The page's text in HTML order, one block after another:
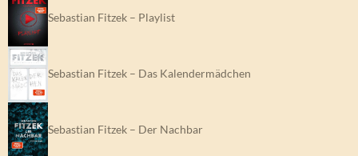
Sebastian Fitzek – Playlist
Sebastian Fitzek – Das Kalendermädchen
Sebastian Fitzek – Der Nachbar